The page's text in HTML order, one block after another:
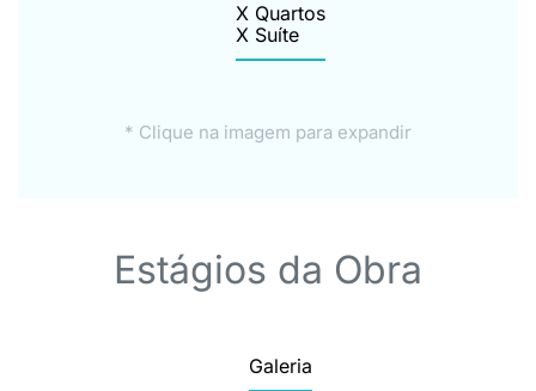
X Quartos
X Suíte
* Clique na imagem para expandir
Estágios da Obra
Galeria